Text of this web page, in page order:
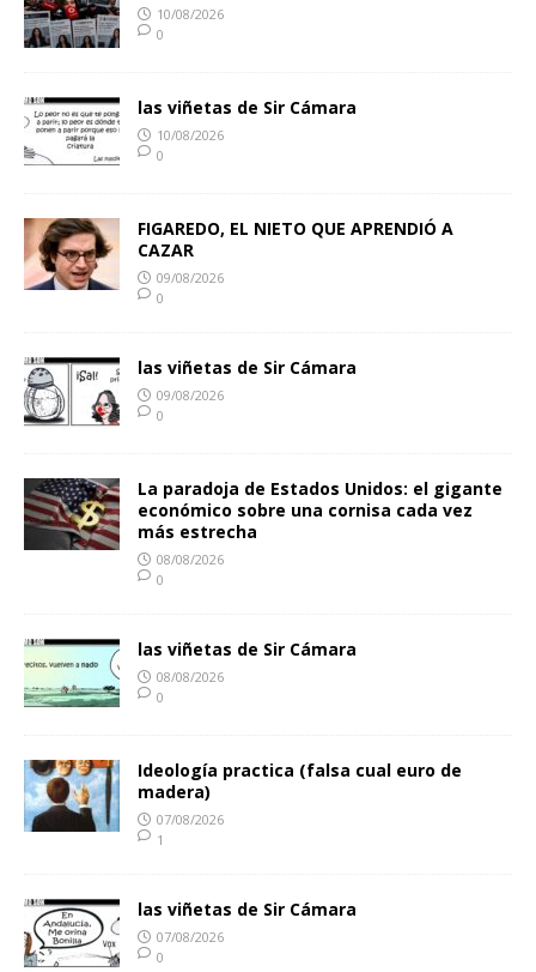
10/08/2026
0
las viñetas de Sir Cámara
10/08/2026
0
FIGAREDO, EL NIETO QUE APRENDIÓ A
CAZAR
09/08/2026
0
las viñetas de Sir Cámara
09/08/2026
0
La paradoja de Estados Unidos: el gigante
económico sobre una cornisa cada vez
más estrecha
08/08/2026
0
las viñetas de Sir Cámara
08/08/2026
0
Ideología practica (falsa cual euro de
madera)
07/08/2026
1
las viñetas de Sir Cámara
07/08/2026
0